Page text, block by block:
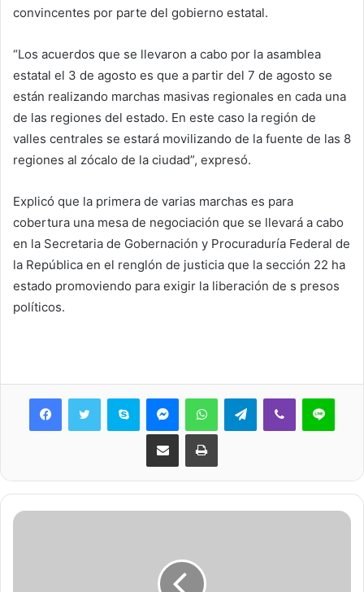
convincentes por parte del gobierno estatal.
“Los acuerdos que se llevaron a cabo por la asamblea
estatal el 3 de agosto es que a partir del 7 de agosto se
están realizando marchas masivas regionales en cada una
de las regiones del estado. En este caso la región de
valles centrales se estará movilizando de la fuente de las 8
regiones al zócalo de la ciudad”, expresó.
Explicó que la primera de varias marchas es para
cobertura una mesa de negociación que se llevará a cabo
en la Secretaria de Gobernación y Procuraduría Federal de
la República en el renglón de justicia que la sección 22 ha
estado promoviendo para exigir la liberación de s presos
políticos.
Skype MessengerWhatsAppTelegramViber Line
Share via Email Print